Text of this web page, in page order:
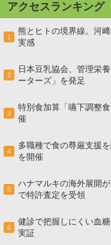
アクセスランキング
1
熊とヒトの境界線。河
実感
2
日本豆乳協会、管理栄
ーターズ」を発足
3
特別食加算「嚥下調整
催
4
多職種で食の尊厳支援
を開催
5
ハナマルキの海外展開
で特許査定を受領
6
健診で把握しにくい血
実証